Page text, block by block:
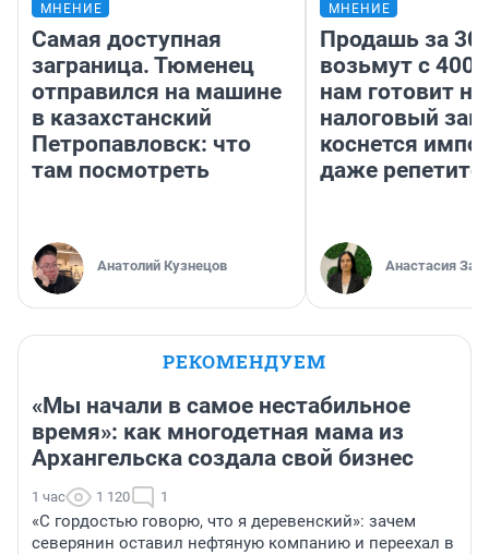
МНЕНИЕ
Самая доступная
заграница. Тюменец
отправился на машине
в казахстанский
Петропавловск: что
там посмотреть
Анатолий Кузнецов
МНЕНИЕ
Продашь за
возьмут с
нам готовит
налоговый
коснется
даже
Анастасия
РЕКОМЕНДУЕМ
«Мы начали в самое нестабильное
время»: как многодетная мама из
Архангельска создала свой бизнес
1 час 1 120 1
«С гордостью говорю, что я деревенский»: зачем
северянин оставил нефтяную компанию и переехал в